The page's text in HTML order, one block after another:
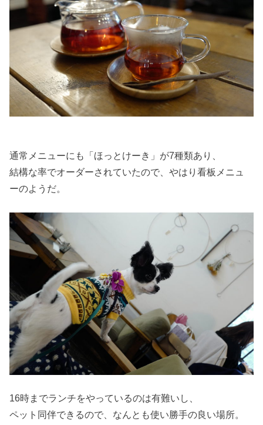
通常メニューにも「ほっとけーき」が7種類あり、
結構な率でオーダーされていたので、やはり看板メニュ
ーのようだ。
16時までランチをやっているのは有難いし、
ペット同伴できるので、なんとも使い勝手の良い場所。